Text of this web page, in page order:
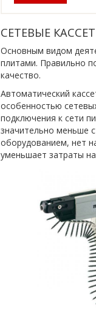
СЕТЕВЫЕ
Основным видом
плитами. Правильно
качество.
Автоматический
особенностью
подключения к сети
значительно меньше
оборудованием, нет
уменьшает затраты